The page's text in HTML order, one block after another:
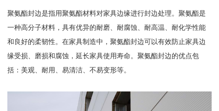
聚氨酯封边是指用聚氨酯材料对家具边缘进行封边处理。聚氨酯是
一种高分子材料，具有优异的耐磨、耐腐蚀、耐高温、耐化学性能
和良好的柔韧性。在家具制造中，聚氨酯封边可以有效防止家具边
缘受损、磨损和腐蚀，延长家具使用寿命。聚氨酯封边的优点包
括：美观、耐用、易清洁、不易变形等。